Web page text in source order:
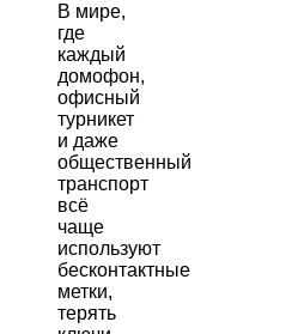
В мире,
где
каждый
домофон,
офисный
турникет
и даже
общественный
транспорт
всё
чаще
используют
бесконтактные
метки,
терять